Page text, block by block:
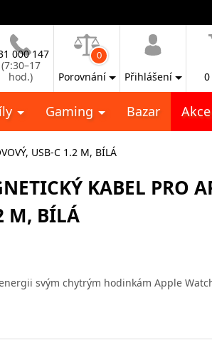
000 147
(7:30–17
hod.)
0
Porovnání Přihlášení 0
Gaming Bazar Akce
USB-C 1.2 M, BÍLÁ
KABEL PRO
M, BÍLÁ
svým chytrým hodinkám Apple